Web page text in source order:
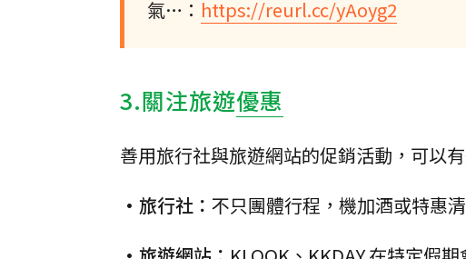
氣…： https://reurl.cc/yAoyg2
3.關注旅遊優惠
善用旅行社與旅遊網站的促銷活動，可以
•旅行社： 不只團體行程，機加酒或特惠